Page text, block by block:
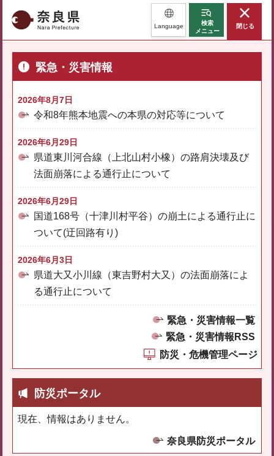
奈良県 Language
検索
メニュー
閉じる
緊急・災害情報
2026年8月7日
令和8年熊本地震への本県の対応等について
2026年6月29日
県道東川河合線（上北山村小橡）の路肩決壊及び
法面崩落による通行止について
2026年6月29日
国道168号（十津川村平谷）の崩土による通行止に
ついて(迂回路有り)
2026年6月3日
県道大又小川線（東吉野村大又）の法面崩落によ
る通行止について
緊急・災害情報一覧
緊急・災害情報RSS
防災・危機管理ページ
防災ポータル
現在、情報はありません。
奈良県防災ポータル